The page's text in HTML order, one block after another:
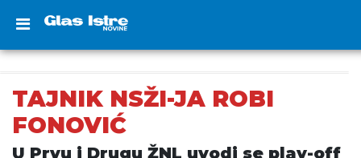
TAJNIK NSŽI-JA ROBI
FONOVIĆ
U Prvu i Drugu ŽNL uvodi se play-off